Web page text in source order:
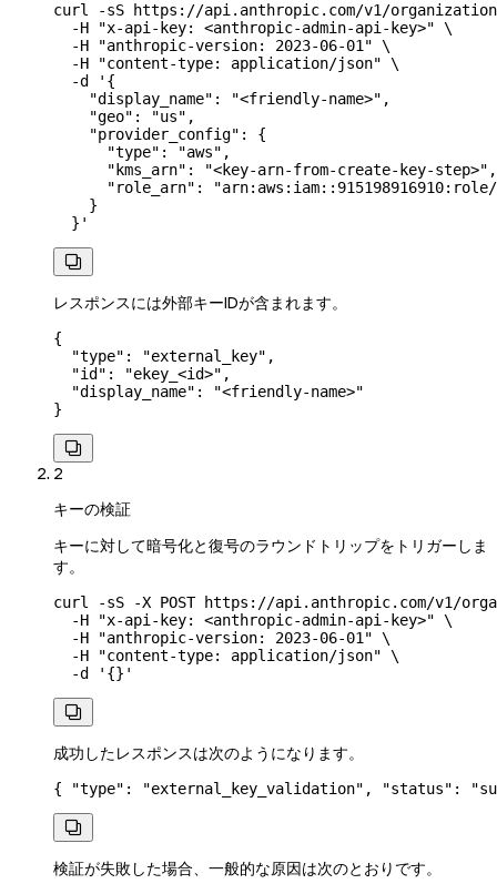
curl -sS https://api.anthropic.com/v1/
  -H
"x-api-key: <anthropic-admin-api-key>" \
  -H
"anthropic-version: 2023-06-01" \
  -H
"content-type: application/json" \
  -d
'{
    "display_name": "<friendly-name>",
    "geo": "us",
    "provider_config": {
      "type": "aws",
      "kms_arn": "<key-arn-from-create-key-step>",
"role_arn":
    }
  }'

レスポンスには外部キーIDが含まれます。
{
  "type"
: "external_key" ,
  "id"
: "ekey_<id>" ,
  "display_name"
:
"<friendly-name>"
}

2
キーの検証
キーに対して暗号化と復号のラウンドトリップをトリガーしま
す。
curl -sS -X POST https://api.anthropic.com/v1/
  -H
"x-api-key: <anthropic-admin-api-key>" \
  -H
"anthropic-version: 2023-06-01" \
  -H
"content-type: application/json" \
  -d
'{}'

成功したレスポンスは次のようになります。
{ "type" : "external_key_validation" , "status" :

検証が失敗した場合、一般的な原因は次のとおりです。